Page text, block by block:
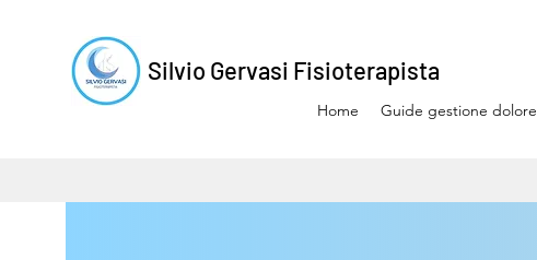
Silvio Gervasi Fisioterapista
Home Guide gestione dolore